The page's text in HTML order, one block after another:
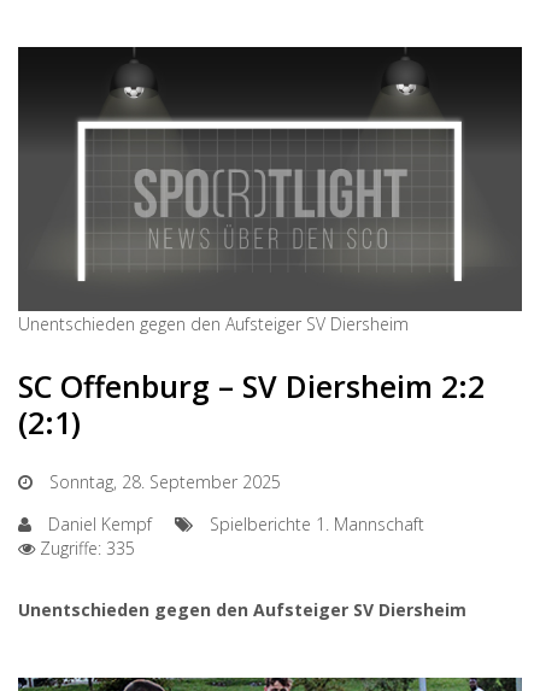
Unentschieden gegen den Aufsteiger SV Diersheim
SC Offenburg – SV Diersheim 2:2
(2:1)
Sonntag, 28. September 2025
Daniel Kempf
Spielberichte 1. Mannschaft
Zugriffe: 335
Unentschieden gegen den Aufsteiger SV Diersheim